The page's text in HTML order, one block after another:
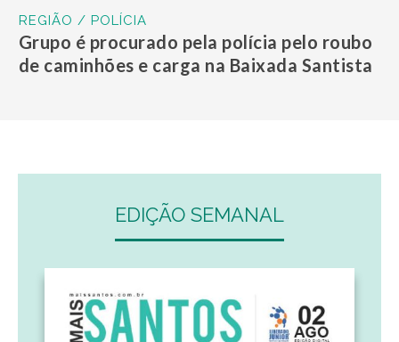
REGIÃO / POLÍCIA
Grupo é procurado pela polícia pelo roubo
de caminhões e carga na Baixada Santista
EDIÇÃO SEMANAL